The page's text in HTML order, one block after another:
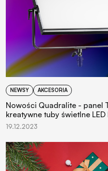
NEWSY AKCESORIA
Nowości Quadralite - panel
kreatywne tuby świetlne LED
19.12.2023